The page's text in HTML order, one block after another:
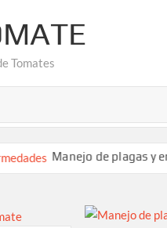
Tomates
Manejo de plagas y